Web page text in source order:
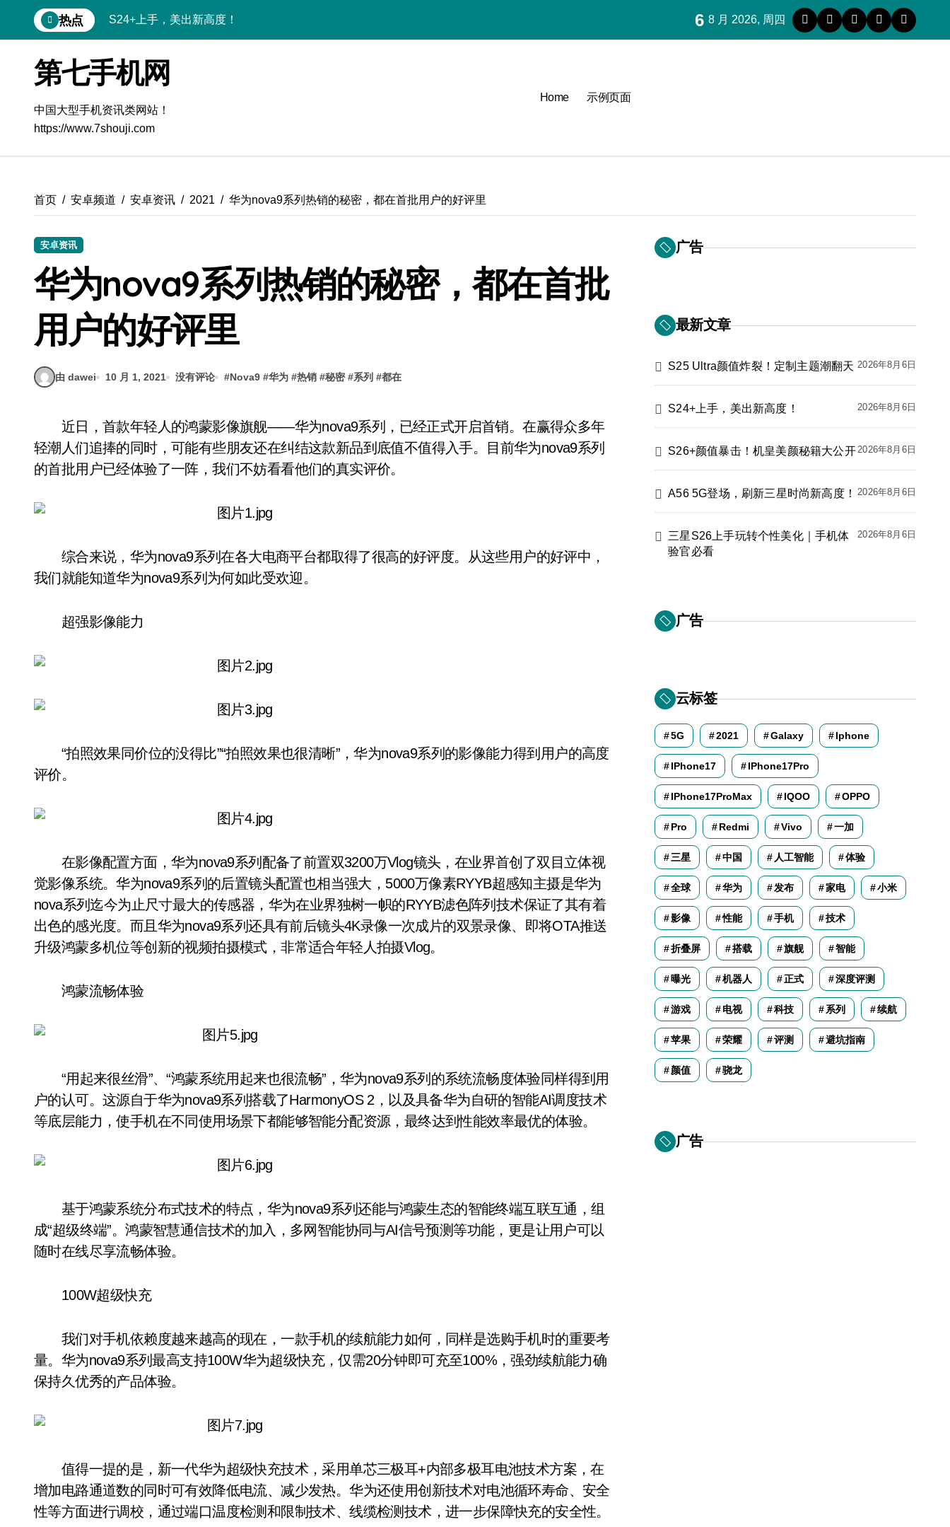
到
热点
S26+颜值暴击！机皇美颜秘籍大公开
A56 5G登场，刷新三星时尚新高度！
S25美化秘籍：个性定制，炫酷随行
Galaxy Z Flip6：折叠时尚，秒变潮流焦点
S25 Ultra颜值炸裂！定制主题潮翻天
6 8 月 2026, 周四
第七手机网
中国大型手机资讯类网站！
https://www.7shouji.com
Home 示例页面
首页 安卓频道 安卓资讯 2021 华为nova9系列热销的秘密，都在首批用户的好评里
安卓资讯
华为nova9系列热销的秘密，都在首批
用户的好评里
由 dawei 10 月 1, 2021 没有评论 #Nova9 #华为 #热销 #秘密 #系列 #都在
近日，首款年轻人的鸿蒙影像旗舰——华为nova9系列，已经正式开启首销。在赢得众多年
轻潮人们追捧的同时，可能有些朋友还在纠结这款新品到底值不值得入手。目前华为nova9系列
的首批用户已经体验了一阵，我们不妨看看他们的真实评价。
综合来说，华为nova9系列在各大电商平台都取得了很高的好评度。从这些用户的好评中，
我们就能知道华为nova9系列为何如此受欢迎。
超强影像能力
“拍照效果同价位的没得比”“拍照效果也很清晰”，华为nova9系列的影像能力得到用户的高度
评价。
在影像配置方面，华为nova9系列配备了前置双3200万Vlog镜头，在业界首创了双目立体视
觉影像系统。华为nova9系列的后置镜头配置也相当强大，5000万像素RYYB超感知主摄是华为
nova系列迄今为止尺寸最大的传感器，华为在业界独树一帜的RYYB滤色阵列技术保证了其有着
出色的感光度。而且华为nova9系列还具有前后镜头4K录像一次成片的双景录像、即将OTA推送
升级鸿蒙多机位等创新的视频拍摄模式，非常适合年轻人拍摄Vlog。
鸿蒙流畅体验
“用起来很丝滑”、“鸿蒙系统用起来也很流畅”，华为nova9系列的系统流畅度体验同样得到用
户的认可。这源自于华为nova9系列搭载了HarmonyOS 2，以及具备华为自研的智能AI调度技术
等底层能力，使手机在不同使用场景下都能够智能分配资源，最终达到性能效率最优的体验。
基于鸿蒙系统分布式技术的特点，华为nova9系列还能与鸿蒙生态的智能终端互联互通，组
成“超级终端”。鸿蒙智慧通信技术的加入，多网智能协同与AI信号预测等功能，更是让用户可以
随时在线尽享流畅体验。
100W超级快充
我们对手机依赖度越来越高的现在，一款手机的续航能力如何，同样是选购手机时的重要考
量。华为nova9系列最高支持100W华为超级快充，仅需20分钟即可充至100%，强劲续航能力确
保持久优秀的产品体验。
值得一提的是，新一代华为超级快充技术，采用单芯三极耳+内部多极耳电池技术方案，在
增加电路通道数的同时可有效降低电流、减少发热。华为还使用创新技术对电池循环寿命、安全
性等方面进行调校，通过端口温度检测和限制技术、线缆检测技术，进一步保障快充的安全性。
广告
最新文章
S25 Ultra颜值炸裂！定制主题潮翻天 2026年8月6日
S24+上手，美出新高度！ 2026年8月6日
S26+颜值暴击！机皇美颜秘籍大公开2026年8月6日
A56 5G登场，刷新三星时尚新高度！ 2026年8月6日
三星S26上手玩转个性美化｜手机体
验官必看
2026年8月6日
广告
云标签
5G 2021 Galaxy Iphone
IPhone17 IPhone17Pro
IPhone17ProMax IQOO OPPO
Pro Redmi Vivo 一加
三星 中国 人工智能 体验
全球 华为 发布 家电 小米
影像 性能 手机 技术
折叠屏 搭载 旗舰 智能
曝光 机器人 正式 深度评测
游戏 电视 科技 系列 续航
苹果 荣耀 评测 避坑指南
颜值 骁龙
广告